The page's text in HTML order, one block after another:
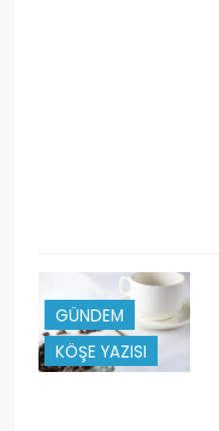
GÜNDEM
KÖŞE YAZISI